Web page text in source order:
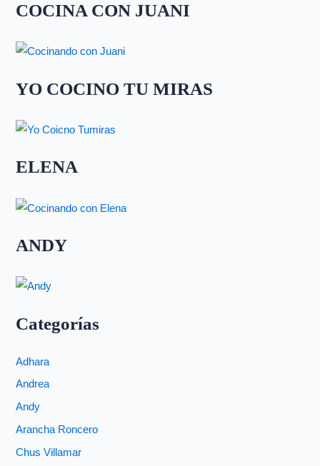
COCINA CON JUANI
YO COCINO TU MIRAS
ELENA
ANDY
Categorías
Adhara
Andrea
Andy
Arancha Roncero
Chus Villamar